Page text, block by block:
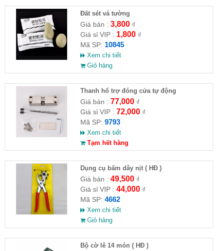
Đất sét vá tường
Giá bán : 3,800₫
Giá sỉ VIP : 1,800₫
Mã SP: 10845
Xem chi tiết
Giỏ hàng
Thanh hổ trợ đóng cửa tự động
Giá bán : 77,000₫
Giá sỉ VIP : 72,000₫
Mã SP: 9793
Xem chi tiết
Tạm hết hàng
Dụng cụ bấm dây nịt ( HĐ )
Giá bán : 49,500₫
Giá sỉ VIP : 44,000₫
Mã SP: 4662
Xem chi tiết
Giỏ hàng
Bộ cờ lê 14 món ( HĐ )